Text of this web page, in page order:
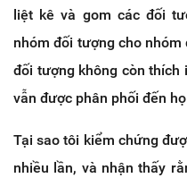
liệt kê và gom các đối
nhóm đối tượng cho nhóm
đối tượng không còn thích
vẫn được phân phối đến
Tại sao tôi kiểm chứng
nhiều lần, và nhận thấy